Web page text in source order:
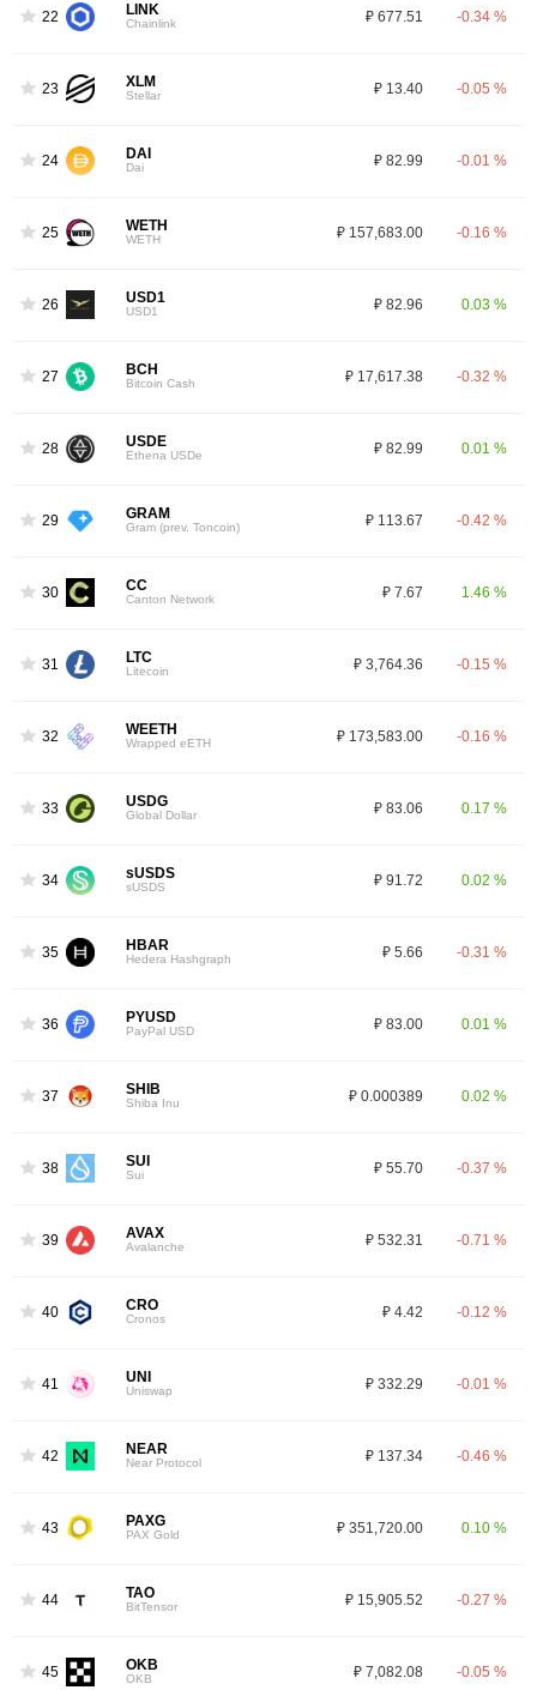
22 LINK
Chainlink ₽ 677.51 -0.34 %
23 XLM
Stellar ₽ 13.40 -0.05 %
24 DAI
Dai ₽ 82.99 -0.01 %
25 WETH
WETH ₽ 157,683.00 -0.16 %
26 USD1
USD1 ₽ 82.96 0.03 %
27 BCH
Bitcoin Cash ₽ 17,617.38 -0.32 %
28 USDE
Ethena USDe ₽ 82.99 0.01 %
29 GRAM
Gram (prev. Toncoin) ₽ 113.67 -0.42 %
30 CC
Canton Network ₽ 7.67 1.46 %
31 LTC
Litecoin ₽ 3,764.36 -0.15 %
32 WEETH
Wrapped eETH ₽ 173,583.00 -0.16 %
33 USDG
Global Dollar ₽ 83.06 0.17 %
34 sUSDS
sUSDS ₽ 91.72 0.02 %
35 HBAR
Hedera Hashgraph ₽ 5.66 -0.31 %
36 PYUSD
PayPal USD ₽ 83.00 0.01 %
37 SHIB
Shiba Inu ₽ 0.000389 0.02 %
38 SUI
Sui ₽ 55.70 -0.37 %
39 AVAX
Avalanche ₽ 532.31 -0.71 %
40 CRO
Cronos ₽ 4.42 -0.12 %
41 UNI
Uniswap ₽ 332.29 -0.01 %
42 NEAR
Near Protocol ₽ 137.34 -0.46 %
43 PAXG
PAX Gold ₽ 351,720.00 0.10 %
44 TAO
BitTensor ₽ 15,905.52 -0.27 %
45 OKB
OKB ₽ 7,082.08 -0.05 %